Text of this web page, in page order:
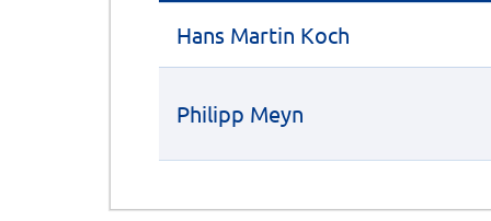
Hans Martin Koch
Philipp Meyn